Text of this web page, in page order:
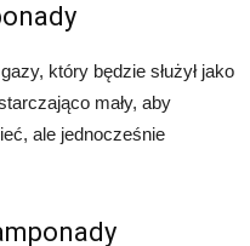
który będzie służył jako
mały, aby
ale jednocześnie